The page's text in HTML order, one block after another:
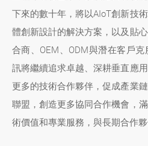
下來的數十年，將以AIoT創新技
體創新設計的解決方案，以及貼
合商、OEM、ODM與潛在客戶
訊將繼續追求卓越、深耕垂直應
更多的技術合作夥伴，促成產業
聯盟，創造更多協同合作機會，
術價值和專業服務，與長期合作夥